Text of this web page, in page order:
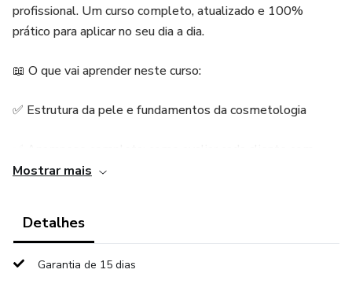
profissional. Um curso completo, atualizado e 100%
prático para aplicar no seu dia a dia.
📖 O que vai aprender neste curso:
✅ Estrutura da pele e fundamentos da cosmetologia
segurança
Consentimento
✅ Identificação dos diferentes tipos e condições de pele
Mostrar mais
Detalhes
Garantia de 15 dias